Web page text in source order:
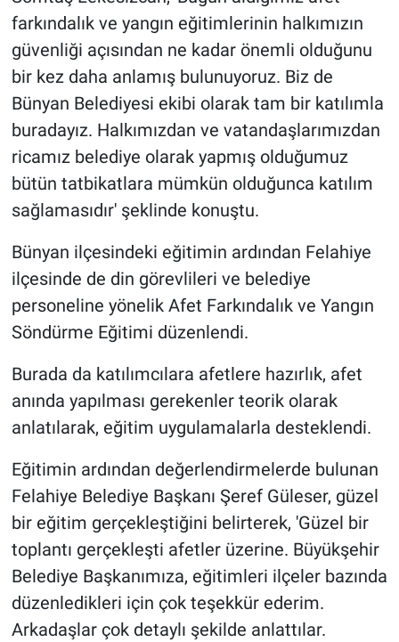
farkındalık ve yangın eğitimlerinin halkımızın
güvenliği açısından ne kadar önemli olduğunu
bir kez daha anlamış bulunuyoruz. Biz de
Bünyan Belediyesi ekibi olarak tam bir katılımla
buradayız. Halkımızdan ve vatandaşlarımızdan
ricamız belediye olarak yapmış olduğumuz
bütün tatbikatlara mümkün olduğunca katılım
sağlamasıdır' şeklinde konuştu.
Bünyan ilçesindeki eğitimin ardından Felahiye
ilçesinde de din görevlileri ve belediye
personeline yönelik Afet Farkındalık ve Yangın
Söndürme Eğitimi düzenlendi.
Burada da katılımcılara afetlere hazırlık, afet
anında yapılması gerekenler teorik olarak
anlatılarak, eğitim uygulamalarla desteklendi.
Eğitimin ardından değerlendirmelerde bulunan
Felahiye Belediye Başkanı Şeref Güleser, güzel
bir eğitim gerçekleştiğini belirterek, 'Güzel bir
toplantı gerçekleşti afetler üzerine. Büyükşehir
Belediye Başkanımıza, eğitimleri ilçeler bazında
düzenledikleri için çok teşekkür ederim.
Arkadaşlar çok detaylı şekilde anlattılar.